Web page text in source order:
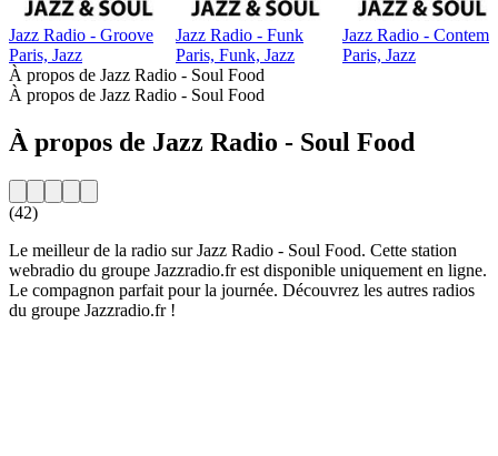
Jazz Radio - Groove
Paris, Jazz
Jazz Radio - Funk
Paris, Funk, Jazz
Jazz Radio -
Paris, Jazz
À propos de Jazz Radio - Soul Food
À propos de Jazz Radio - Soul Food
À propos de Jazz Radio - Soul Food
(42)
Le meilleur de la radio sur Jazz Radio - Soul Food. Cette station
webradio du groupe Jazzradio.fr est disponible uniquement en ligne.
Le compagnon parfait pour la journée. Découvrez les autres radios
du groupe Jazzradio.fr !